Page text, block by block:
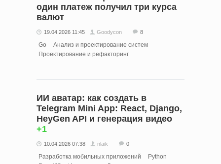
один платеж получил три курса
валют
19.04.2026 11:45 Goodycon 8
Go
Анализ и проектирование систем
Проектирование и рефакторинг
ИИ аватар: как создать в
Telegram Mini App: React, Django,
HeyGen API и генерация видео
+1
10.04.2026 07:38 nlaik 0
Разработка мобильных приложений
Python